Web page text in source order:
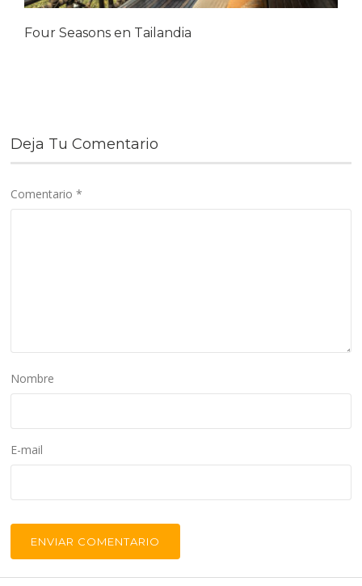
Four Seasons en Tailandia
Deja Tu Comentario
Comentario*
Nombre
E-mail